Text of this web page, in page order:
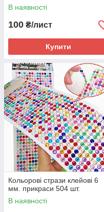
В наявності
100 ₴/лист
Купити
Кольорові стрази клейові 6
мм. прикраси 504 шт.
В наявності